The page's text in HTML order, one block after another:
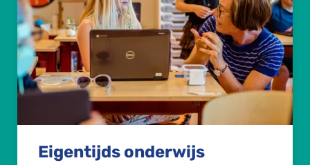
Eigentijds onderwijs